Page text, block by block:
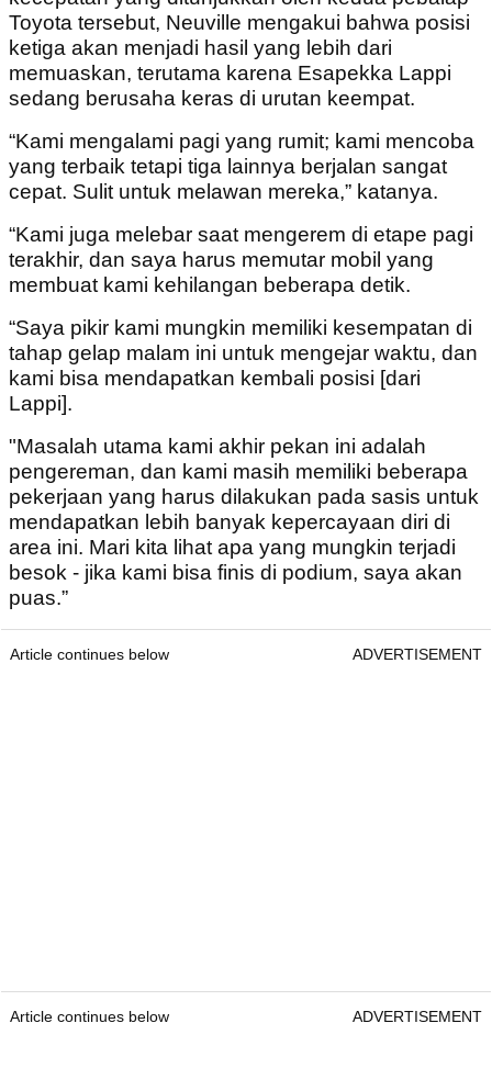
Toyota tersebut, Neuville mengakui bahwa posisi
ketiga akan menjadi hasil yang lebih dari
memuaskan, terutama karena Esapekka Lappi
sedang berusaha keras di urutan keempat.
“Kami mengalami pagi yang rumit; kami mencoba
yang terbaik tetapi tiga lainnya berjalan sangat
cepat. Sulit untuk melawan mereka,” katanya.
“Kami juga melebar saat mengerem di etape pagi
terakhir, dan saya harus memutar mobil yang
membuat kami kehilangan beberapa detik.
“Saya pikir kami mungkin memiliki kesempatan di
tahap gelap malam ini untuk mengejar waktu, dan
kami bisa mendapatkan kembali posisi [dari
Lappi].
"Masalah utama kami akhir pekan ini adalah
pengereman, dan kami masih memiliki beberapa
pekerjaan yang harus dilakukan pada sasis untuk
mendapatkan lebih banyak kepercayaan diri di
area ini. Mari kita lihat apa yang mungkin terjadi
besok - jika kami bisa finis di podium, saya akan
puas.”
Article continues below ADVERTISEMENT
Article continues below ADVERTISEMENT